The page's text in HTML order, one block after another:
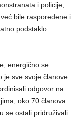
i policije,
bile raspoređene i
podstaklo
energično se
je sve svoje članove
odgovor na
oko 70 članova
se ostali pridruživali